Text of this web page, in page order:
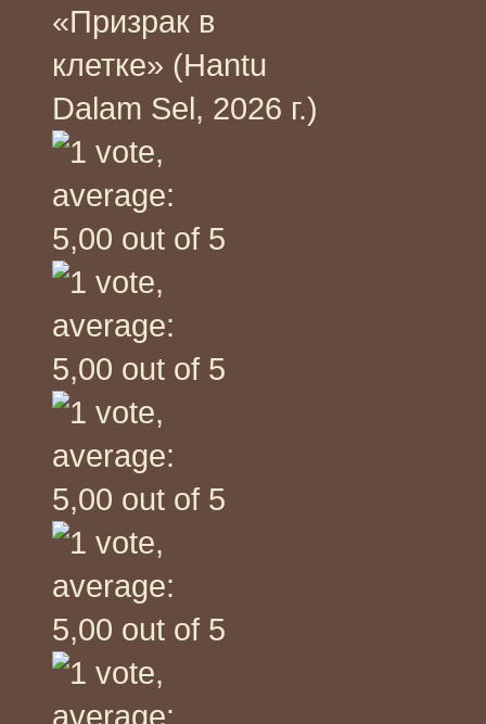
«Призрак в
клетке» (Hantu
Dalam Sel, 2026 г.)